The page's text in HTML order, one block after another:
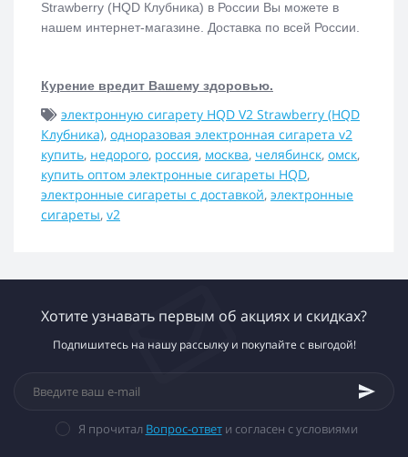
Strawberry (HQD Клубника) в России Вы можете в
нашем интернет-магазине. Доставка по всей России.
Курение вредит Вашему здоровью.
электронную сигарету HQD V2 Strawberry (HQD
Клубника), одноразовая электронная сигарета v2
купить, недорого, россия, москва, челябинск, омск,
купить оптом электронные сигареты HQD,
электронные сигареты с доставкой, электронные
сигареты, v2
Хотите узнавать первым об акциях и скидках?
Подпишитесь на нашу рассылку и покупайте с выгодой!
Я прочитал Вопрос-ответи согласен с условиями